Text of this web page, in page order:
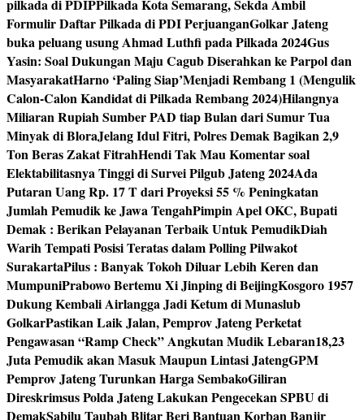
pilkada di PDIPPilkada Kota Semarang, Sekda Ambil
Formulir Daftar Pilkada di PDI PerjuanganGolkar Jateng
buka peluang usung Ahmad Luthfi pada Pilkada 2024Gus
Yasin: Soal Dukungan Maju Cagub Diserahkan ke Parpol dan
MasyarakatHarno ‘Paling Siap’Menjadi Rembang 1 (Mengulik
Calon-Calon Kandidat di Pilkada Rembang 2024)Hilangnya
Miliaran Rupiah Sumber PAD tiap Bulan dari Sumur Tua
Minyak di BloraJelang Idul Fitri, Polres Demak Bagikan 2,9
Ton Beras Zakat FitrahHendi Tak Mau Komentar soal
Elektabilitasnya Tinggi di Survei Pilgub Jateng 2024Ada
Putaran Uang Rp. 17 T dari Proyeksi 55 % Peningkatan
Jumlah Pemudik ke Jawa TengahPimpin Apel OKC, Bupati
Demak : Berikan Pelayanan Terbaik Untuk PemudikDiah
Warih Tempati Posisi Teratas dalam Polling Pilwakot
SurakartaPilus : Banyak Tokoh Diluar Lebih Keren dan
MumpuniPrabowo Bertemu Xi Jinping di BeijingKosgoro 1957
Dukung Kembali Airlangga Jadi Ketum di Munaslub
GolkarPastikan Laik Jalan, Pemprov Jateng Perketat
Pengawasan “Ramp Check” Angkutan Mudik Lebaran18,23
Juta Pemudik akan Masuk Maupun Lintasi JatengGPM
Pemprov Jateng Turunkan Harga SembakoGiliran
Direskrimsus Polda Jateng Lakukan Pengecekan SPBU di
DemakSabilu Taubah Blitar Beri Bantuan Korban Banjir